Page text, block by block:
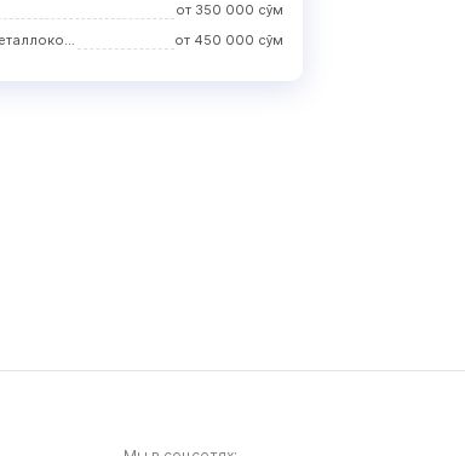
от 350 000 сўм
Изготовление металлоконструкций
от 450 000 сўм